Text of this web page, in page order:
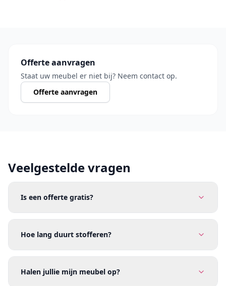
Offerte aanvragen
Staat uw meubel er niet bij? Neem contact op.
Offerte aanvragen
Veelgestelde vragen
Is een offerte gratis?
Hoe lang duurt stofferen?
Halen jullie mijn meubel op?